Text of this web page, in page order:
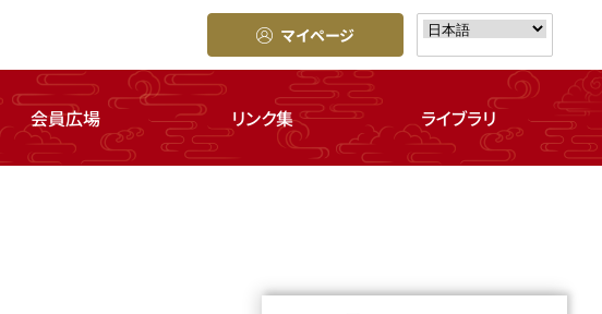
マイページ
会員広場 リンク集 ライブラリ